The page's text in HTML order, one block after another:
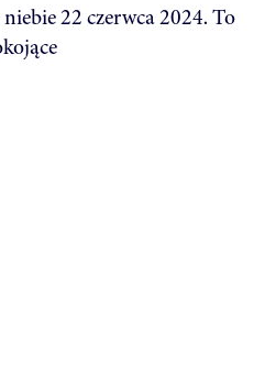
22 czerwca 2024. To